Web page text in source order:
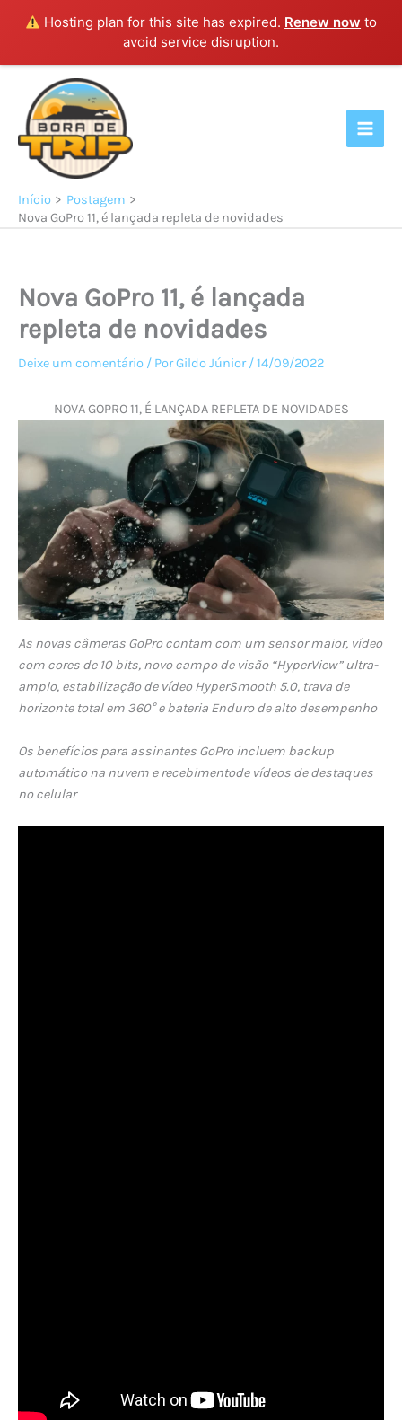
Hosting plan for this site has expired. Renew now to
avoid service disruption.
conteúdo
Início
Postagem
Nova GoPro 11, é lançada repleta de novidades
Nova GoPro 11, é lançada
repleta de novidades
Deixe um comentário / PorGildo Júnior/14/09/2022
NOVA GOPRO 11, É LANÇADA REPLETA DE NOVIDADES
As novas câmeras GoPro contam com um sensor maior, vídeo
com cores de 10 bits, novo campo de visão “HyperView” ultra-
amplo, estabilização de vídeo HyperSmooth 5.0, trava de
horizonte total em 360° e bateria Enduro de alto desempenho
Os benefícios para assinantes GoPro incluem backup
automático na nuvem e recebimentode vídeos de destaques
no celular